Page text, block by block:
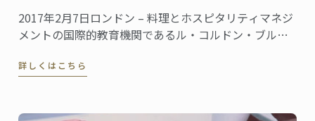
2017年2月7日ロンドン – 料理とホスピタリティマネジ
メントの国際的教育機関であるル・コルドン・ブルー
ジメントにおける経営管理学の学士課程を新設するこ
詳しくはこちら